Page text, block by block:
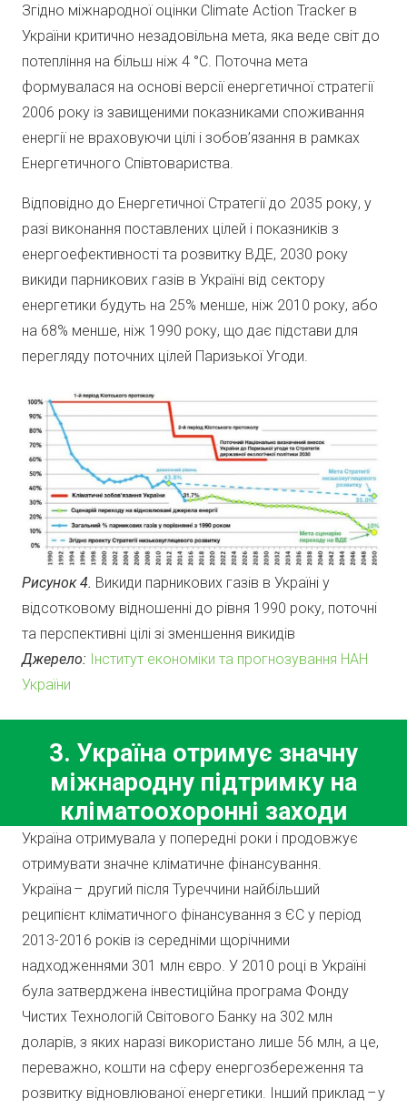
Згідно міжнародної оцінки Climate Action Tracker в
України критично незадовільна мета, яка веде світ до
потепління на більш ніж 4 °С. Поточна мета
формувалася на основі версії енергетичної стратегії
2006 року із завищеними показниками споживання
енергії не враховуючи цілі і зобов’язання в рамках
Енергетичного Співтовариства.
Відповідно до Енергетичної Стратегії до 2035 року, у
разі виконання поставлених цілей і показників з
енергоефективності та розвитку ВДЕ, 2030 року
викиди парникових газів в Україні від сектору
енергетики будуть на 25% менше, ніж 2010 року, або
на 68% менше, ніж 1990 року, що дає підстави для
перегляду поточних цілей Паризької Угоди.
Рисунок 4. Викиди парникових газів в Україні у
відсотковому відношенні до рівня 1990 року, поточні
та перспективні цілі зі зменшення викидів
Джерело: Інститут економіки та прогнозування НАН
України
3. Україна отримує значну
міжнародну підтримку на
кліматоохоронні заходи
Україна отримувала у попередні роки і продовжує
отримувати значне кліматичне фінансування.
Україна – другий після Туреччини найбільший
реципієнт кліматичного фінансування з ЄС у період
2013-2016 років із середніми щорічними
надходженнями 301 млн євро. У 2010 році в Україні
була затверджена інвестиційна програма Фонду
Чистих Технологій Світового Банку на 302 млн
доларів, з яких наразі використано лише 56 млн, а це,
переважно, кошти на сферу енергозбереження та
розвитку відновлюваної енергетики. Інший приклад – у